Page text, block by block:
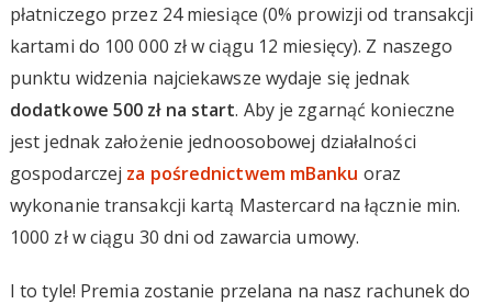
płatniczego przez 24 miesiące (0% prowizji od transakcji
kartami do 100 000 zł w ciągu 12 miesięcy). Z naszego
punktu widzenia najciekawsze wydaje się jednak
dodatkowe 500 zł na start. Aby je zgarnąć konieczne
jest jednak założenie jednoosobowej działalności
gospodarczej za pośrednictwem mBanku oraz
wykonanie transakcji kartą Mastercard na łącznie min.
1000 zł w ciągu 30 dni od zawarcia umowy.
I to tyle! Premia zostanie przelana na nasz rachunek do